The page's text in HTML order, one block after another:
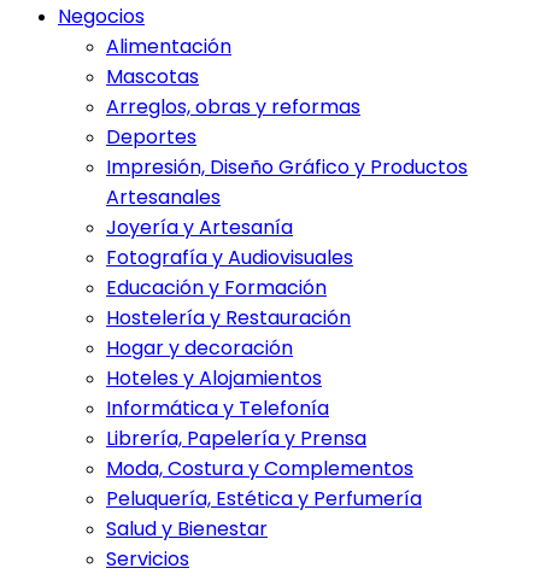
Negocios
Alimentación
Mascotas
Arreglos, obras y reformas
Deportes
Impresión, Diseño Gráfico y Productos
Artesanales
Joyería y Artesanía
Fotografía y Audiovisuales
Educación y Formación
Hostelería y Restauración
Hogar y decoración
Hoteles y Alojamientos
Informática y Telefonía
Librería, Papelería y Prensa
Moda, Costura y Complementos
Peluquería, Estética y Perfumería
Salud y Bienestar
Servicios